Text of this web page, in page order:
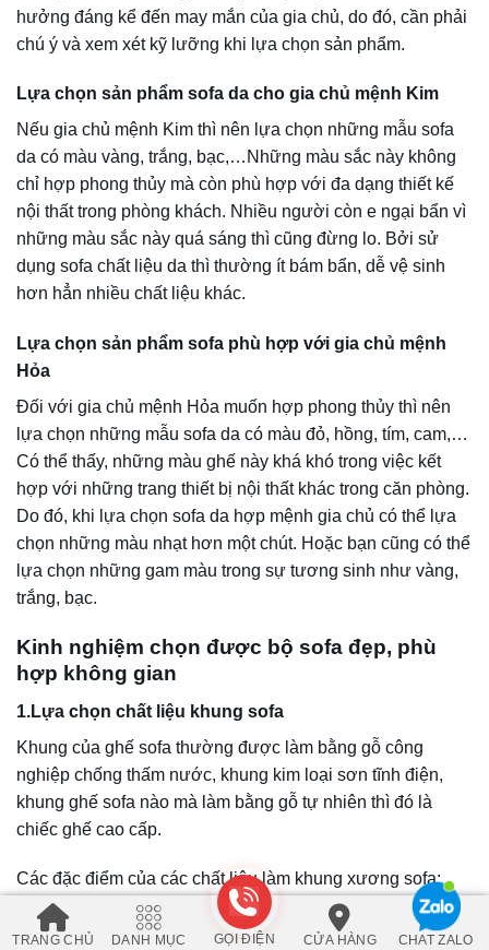
mút cứng, giữ được độ đàn hồi và hình dạng của ghế sofa
lâu hơn.
3. Chọn chất liệu bọc sofa da phù hợp với nhu cầu sử
dụng
3 chất liệu mà ghế sofa thường sử dụng để bọc là da thật,
giả da và vải nỉ. Tuỳ theo sở thích, yêu cầu độ thoáng mát
của mỗi người lựa chọn chất liệu da bọc phù hợp..
Vải nỉ tuy có mức giá thấp hơn chất liệu da nhưng lại sở
hữu những ưu điểm nhất định như dễ phối màu, màu sắc
tháo ra giặt định kỳ.
Vải bọc da cổ điển, sang trọng, thoáng khí mà không bóng
như da thật. Rất bóng, khó thoát hơi nước, khó thoát nhiệt,
dễ dàng vệ sinh là giả da. Hãy lựa chọn chất liệu bọc ghế
sofa theo sở thích và khả năng kinh tế của gia đình bạn.
4. Chú ý đường may
Một bộ sofa đẹp đòi hỏi những đường may thẳng tắp, khéo
léo. Thường thi sofa da sẽ được may chỉ nổi để tạo điểm
bên trong.
Do đó, trước khi mua chiếc sofa da thì bạn nên nhìn vào
các đường may, sờ vào bề mặt sofa, nếu cảm thấy lực
căng mạnh thì đó có thể là sofa chất lượng tốt.
5. Kích thước sofa cân đối, phù hợp không gian
Một chiếc ghế sofa quá nhỏ được bố trí vào một không
gian rộng lớn sẽ khiến nó như nó bị nuốt chửng, nhưng
trái ngược, một chiếc ghế sofa to bự sẽ khiến khu vực
chung chật chội. Kích thước phòng khách cần được đo
TRANG CHỦ DANH MỤC GỌI ĐIỆN CỬA HÀNG CHAT ZALO